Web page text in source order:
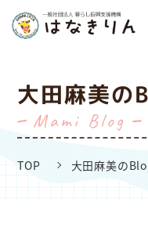
大田麻美の
Mami Blog
TOP 大田麻美の